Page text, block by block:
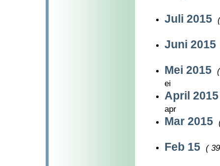
Juli 2015
Juni 2015
Mei 2015
ei
April
apr
Mar 2015
Feb 15 (